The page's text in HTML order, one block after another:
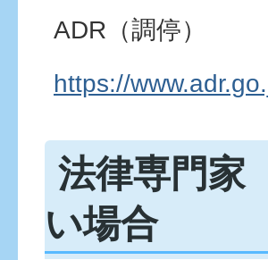
ADR（調停）
https://
法律専門家
い場合